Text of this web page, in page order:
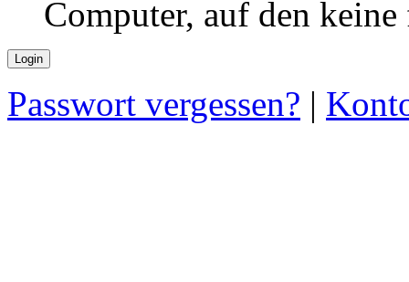
Computer, auf den
Passwort vergessen? |